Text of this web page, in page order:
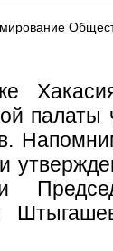
палаты